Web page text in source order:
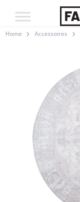
Home Accessoires